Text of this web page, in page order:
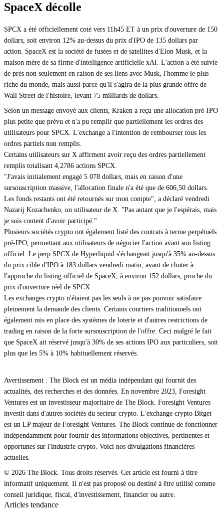
SpaceX décolle
SPCX a été officiellement coté vers 11h45 ET à un prix d'ouverture de 150
dollars, soit environ 12% au-dessus du prix d'IPO de 135 dollars par
action. SpaceX est la société de fusées et de satellites d'Elon Musk, et la
maison mère de sa firme d'intelligence artificielle xAI. L'action a été suivie
de près non seulement en raison de ses liens avec Musk, l'homme le plus
riche du monde, mais aussi parce qu'il s'agira de la plus grande offre de
Wall Street de l'histoire, levant 75 milliards de dollars.
Selon un message envoyé aux clients, Kraken a reçu une allocation pré-IPO
plus petite que prévu et n'a pu remplir que partiellement les ordres des
utilisateurs pour SPCX. L'exchange a l'intention de rembourser tous les
ordres partiels non remplis.
Certains utilisateurs sur X affirment avoir reçu des ordres partiellement
remplis totalisant 4,2786 actions SPCX.
"J'avais initialement engagé 5 078 dollars, mais en raison d'une
sursouscription massive, l'allocation finale n'a été que de 606,50 dollars.
Les fonds restants ont été retournés sur mon compte", a déclaré vendredi
Nazarij Kozachenko, un utilisateur de X. "Pas autant que je l'espérais, mais
je suis content d'avoir participé."
Plusieurs sociétés crypto ont également listé des contrats à terme perpétuels
pré-IPO, permettant aux utilisateurs de négocier l'action avant son listing
officiel. Le perp SPCX de Hyperliquid s'échangeait jusqu'à 35% au-dessus
du prix cible d'IPO à 183 dollars vendredi matin, avant de chuter à
l'approche du listing officiel de SpaceX, à environ 152 dollars, proche du
prix d'ouverture réel de SPCX.
Les exchanges crypto n'étaient pas les seuls à ne pas pouvoir satisfaire
pleinement la demande des clients. Certains courtiers traditionnels ont
également mis en place des systèmes de loterie et d'autres restrictions de
trading en raison de la forte sursouscription de l'offre. Ceci malgré le fait
que SpaceX ait réservé jusqu'à 30% de ses actions IPO aux particuliers, soit
plus que les 5% à 10% habituellement réservés.
Avertissement : The Block est un média indépendant qui fournit des
actualités, des recherches et des données. En novembre 2023, Foresight
Ventures est un investisseur majoritaire de The Block. Foresight Ventures
investit dans d'autres sociétés du secteur crypto. L'exchange crypto Bitget
est un LP majeur de Foresight Ventures. The Block continue de fonctionner
indépendamment pour fournir des informations objectives, pertinentes et
opportunes sur l'industrie crypto. Voici nos divulgations financières
actuelles.
© 2026 The Block. Tous droits réservés. Cet article est fourni à titre
informatif uniquement. Il n'est pas proposé ou destiné à être utilisé comme
conseil juridique, fiscal, d'investissement, financier ou autre.
Articles tendance